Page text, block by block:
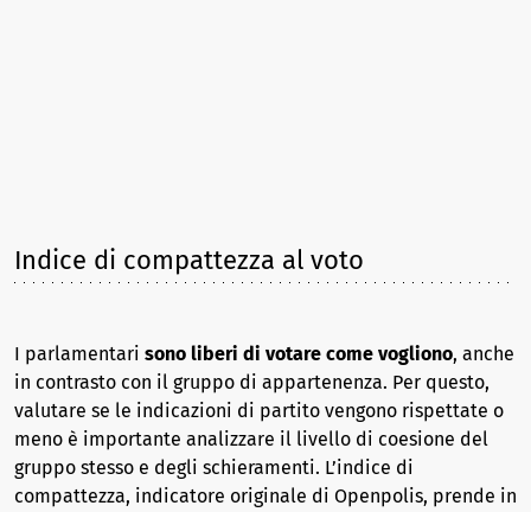
Indice di compattezza al voto
I parlamentari sono liberi di votare come vogliono, anche
in contrasto con il gruppo di appartenenza. Per questo,
valutare se le indicazioni di partito vengono rispettate o
meno è importante analizzare il livello di coesione del
gruppo stesso e degli schieramenti. L’indice di
compattezza, indicatore originale di Openpolis, prende in